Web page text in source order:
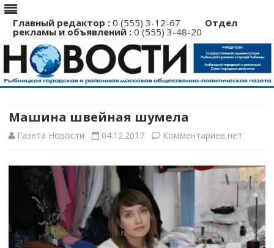
Главный редактор : 0 (555) 3-12-67 Отдел
рекламы и объявлений : 0 (555) 3-48-20
Перейти
Машина швейная шумела
Газета Новости 04.12.2017 Комментариев к
Машина
швейная
шумела
нет